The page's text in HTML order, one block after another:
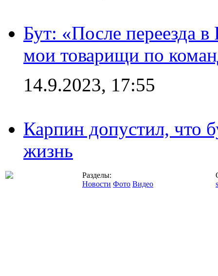
Бут: «После переезда
мои товарищи по
14.9.2023, 17:55
Карпин допустил, что
жизнь
Разделы:
Новости Фото Видео